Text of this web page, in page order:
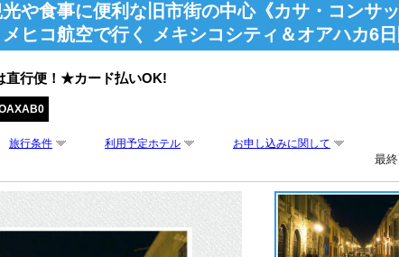
や食事に便利な旧市街の中心《カサ・コンサ
メヒコ航空で行く メキシコシティ＆オアハカ6日
直行便！★カード払いOK!
旅行条件 利用予定ホテル お申し込みに関して
最